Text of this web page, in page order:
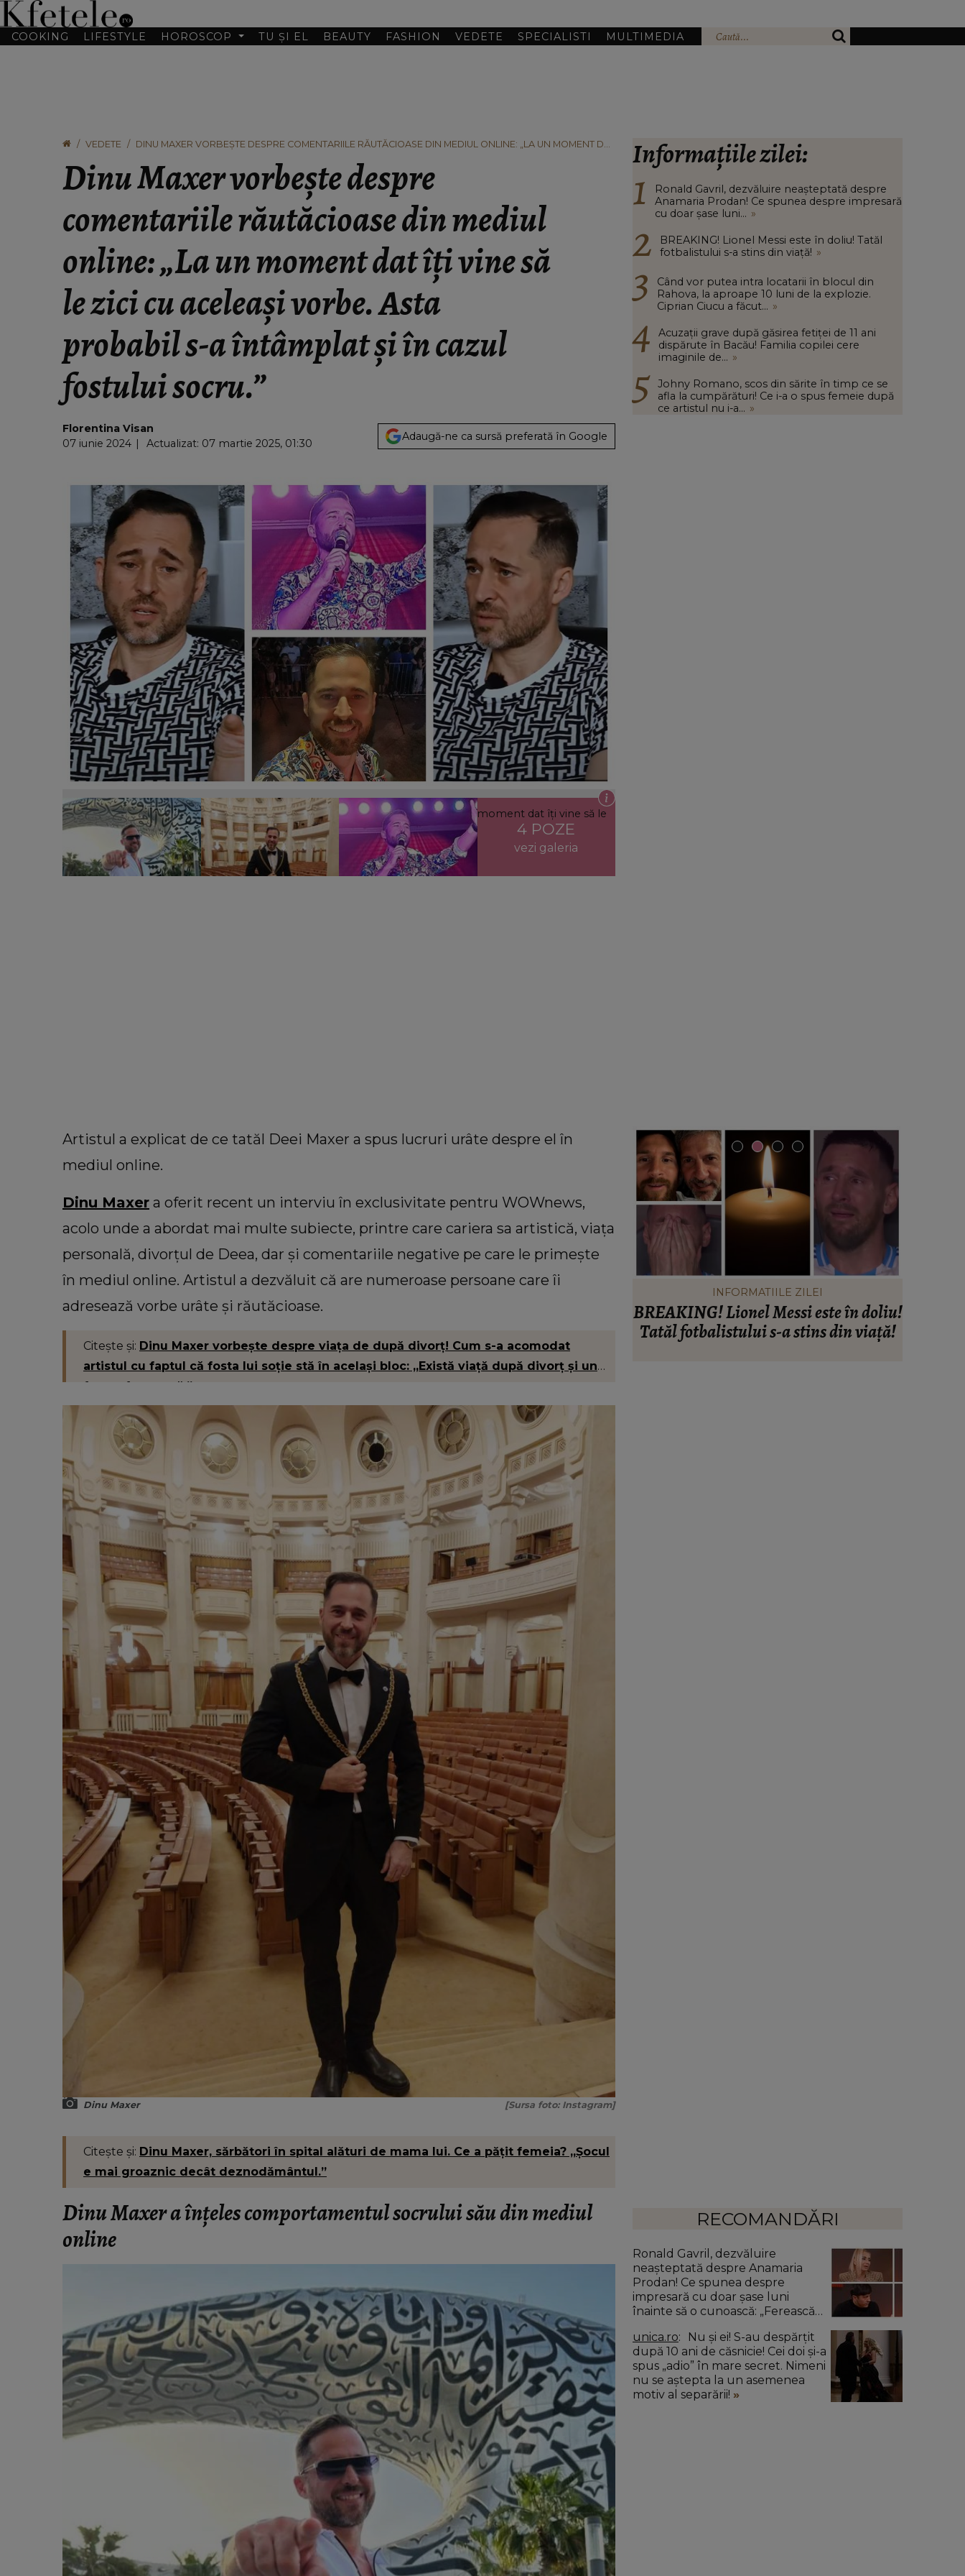
COOKING LIFESTYLE HOROSCOP TU ȘI EL BEAUTY FASHION VEDETE SPECIALISTI MULTIMEDIA
VEDETE
DINU MAXER VORBEȘTE DESPRE COMENTARIILE RĂUTĂCIOASE DIN MEDIUL ONLINE: „LA UN MOMENT DAT
Dinu Maxer vorbește despre
comentariile răutăcioase din mediul
online: „La un moment dat îți vine să
le zici cu aceleași vorbe. Asta
probabil s-a întâmplat și în cazul
fostului socru.”
Florentina Visan
07 iunie 2024
Actualizat: 07 martie 2025, 01:30
Adaugă-ne ca sursă preferată în Google
Dinu Maxer vorbește despre comentariile răutăcioase din mediul online: „La un moment dat îți vine să le
zici cu aceleași vorbe. Asta probabil s-a întâmplat și în cazul fostului socru.”
4 POZE
vezi galeria
Informațiile zilei:
Ronald Gavril, dezvăluire neașteptată despre
Anamaria Prodan! Ce spunea despre impresară
cu doar șase luni... »
BREAKING! Lionel Messi este în doliu! Tatăl
fotbalistului s-a stins din viață! »
Când vor putea intra locatarii în blocul din
Rahova, la aproape 10 luni de la explozie.
Ciprian Ciucu a făcut... »
Acuzații grave după găsirea fetiței de 11 ani
dispărute în Bacău! Familia copilei cere
imaginile de... »
Johny Romano, scos din sărite în timp ce se
afla la cumpărături! Ce i-a o spus femeie după
ce artistul nu i-a... »
Artistul a explicat de ce tatăl Deei Maxer a spus lucruri urâte despre el în
mediul online.
Dinu Maxer a oferit recent un interviu în exclusivitate pentru WOWnews,
acolo unde a abordat mai multe subiecte, printre care cariera sa artistică, viața
personală, divorțul de Deea, dar și comentariile negative pe care le primește
în mediul online. Artistul a dezvăluit că are numeroase persoane care îi
adresează vorbe urâte și răutăcioase.
Citește și: Dinu Maxer vorbește despre viața de după divorț! Cum s-a acomodat
artistul cu faptul că fosta lui soție stă în același bloc: „Există viață după divorț și una
foarte frumoasă.”
Dinu Maxer [Sursa foto: Instagram]
Citește și: Dinu Maxer, sărbători în spital alături de mama lui. Ce a pățit femeia? „Șocul
e mai groaznic decât deznodământul.”
Dinu Maxer a înțeles comportamentul socrului său din mediul
online
după găsirea fetiței de
în Bacău! Familia
de pe camerele de
„Nu s-a mai dus sora
mea...”
Ronald Gavril, dezvăluire neașteptată
despre impresară cu doar șase luni
înainte să o cunoască: „Ferească
BREAKING! Lionel Messi este în doliu!
Tatăl fotbalistului s-a stins din viață!
INFORMATIILE ZILEI
Când vor putea intra locatarii în
din Rahova, la aproape 10 luni
RECOMANDĂRI
Ronald Gavril, dezvăluire
neașteptată despre Anamaria
Prodan! Ce spunea despre
impresară cu doar șase luni
înainte să o cunoască: „Ferească
unica.ro
după 10 ani de căsnicie! Cei doi și-a
spus „adio” în mare secret. Nimeni
nu se aștepta la un asemenea
motiv al separării!